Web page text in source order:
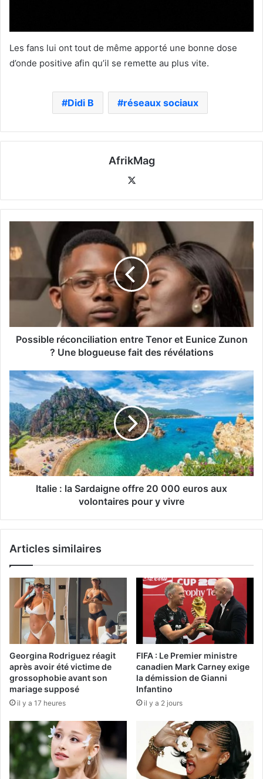
Les fans lui ont tout de même apporté une bonne dose
d’onde positive afin qu’il se remette au plus vite.
Didi B réseaux sociaux
AfrikMag
Possible réconciliation entre Tenor et Eunice Zunon
? Une blogueuse fait des révélations
Italie : la Sardaigne offre 20 000 euros aux
volontaires pour y vivre
Articles similaires
Georgina Rodriguez réagit
après avoir été victime de
grossophobie avant son
mariage supposé
il y a 17 heures
FIFA : Le Premier ministre
canadien Mark Carney exige
la démission de Gianni
Infantino
il y a 2 jours